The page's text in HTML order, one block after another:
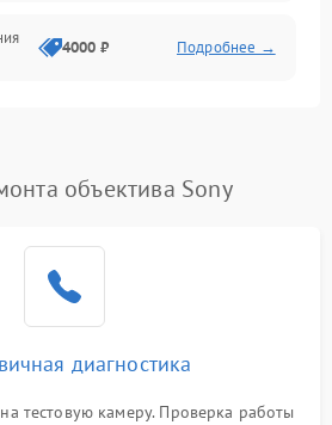
4000 ₽ Подробнее →
объектива Sony
диагностика
тестовую камеру. Проверка работы